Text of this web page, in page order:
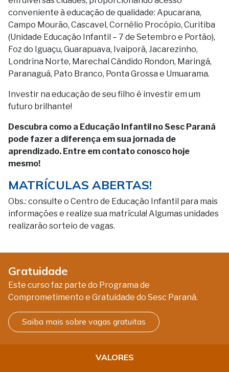
conveniente à educação de qualidade: Apucarana,
Campo Mourão, Cascavel, Cornélio Procópio, Curitiba
(Unidade Educação Infantil – 7 de Setembro e Portão),
Foz do Iguaçu, Guarapuava, Ivaiporã, Jacarezinho,
Londrina Norte, Marechal Cândido Rondon, Maringá,
Paranaguá, Pato Branco, Ponta Grossa e Umuarama.
Investir na educação de seu filho é investir em um
futuro brilhante!
Descubra como a Educação Infantil no Sesc Paraná
pode fazer a diferença em sua jornada de
aprendizado. Entre em contato conosco hoje
mesmo!
MATRÍCULAS ABERTAS!
Obs.: consulte o Centro de Educação Infantil para mais
informações e realize sua matrícula! Algumas unidades
realizarão sorteio de vagas.
Gratuidade
Este curso faz parte do Programa de
Comprometimento e Gratuidade do Sesc Paraná.
Saiba mais sobre vagas gratuitas
VALORES